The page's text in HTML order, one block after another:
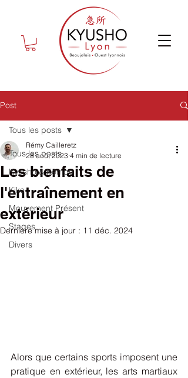
Post
Tous les posts
Kyusho & Kempo
Kiko
Mouvement Présent
Stages
Divers
Tous les posts
Les bienfaits de
l'entraînement en
extérieur
Rémy Cailleretz
28 août 2023 4 min de lecture
Dernière mise à jour : 11 déc. 2024
Alors que certains sports imposent une
pratique en extérieur, les arts martiaux